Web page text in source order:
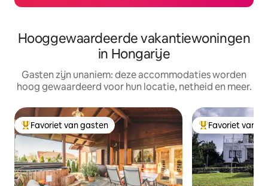
Hooggewaardeerde vakantiewoningen
in Hongarije
Gasten zijn unaniem: deze accommodaties worden
hoog gewaardeerd voor hun locatie, netheid en meer.
Topfavoriet van gasten
Favoriet van gasten Topfavoriet van
Favoriet van